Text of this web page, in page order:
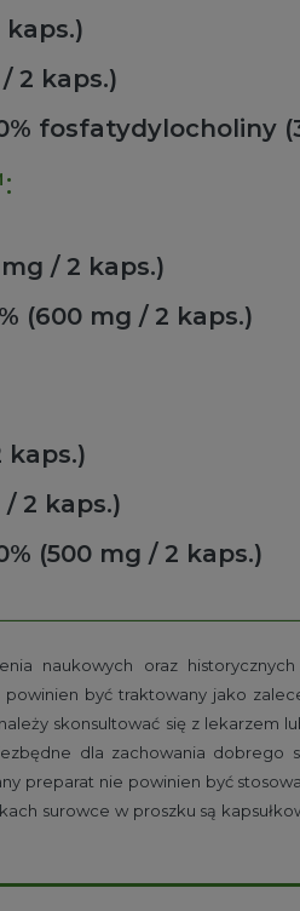
2 kaps.)
fosfatydylocholiny
/ 2 kaps.)
(600 mg / 2 kaps.)
kaps.)
2 kaps.)
(500 mg / 2 kaps.)
naukowych oraz
być traktowany jako
skonsultować się z lekarzem
dla zachowania dobrego
preparat nie powinien być
surowce w proszku są